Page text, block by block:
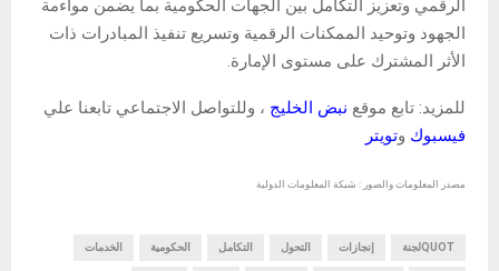
الرقمي وتعزيز التكامل بين الجهات الحكومية بما يضمن مواءمة
الجهود وتوحيد الممكنات الرقمية وتسريع تنفيذ المبادرات ذات
الأثر المشترك على مستوى الإمارة.
للمزيد: تابع موقع نبض الخليج ، وللتواصل الاجتماعي تابعنا علي
فيسبوك وتويتر
مصدر المعلومات والصور : شبكة المعلومات الدولية
QUOTلجنة إنجازات التحول التكامل الحكومية الخدمات